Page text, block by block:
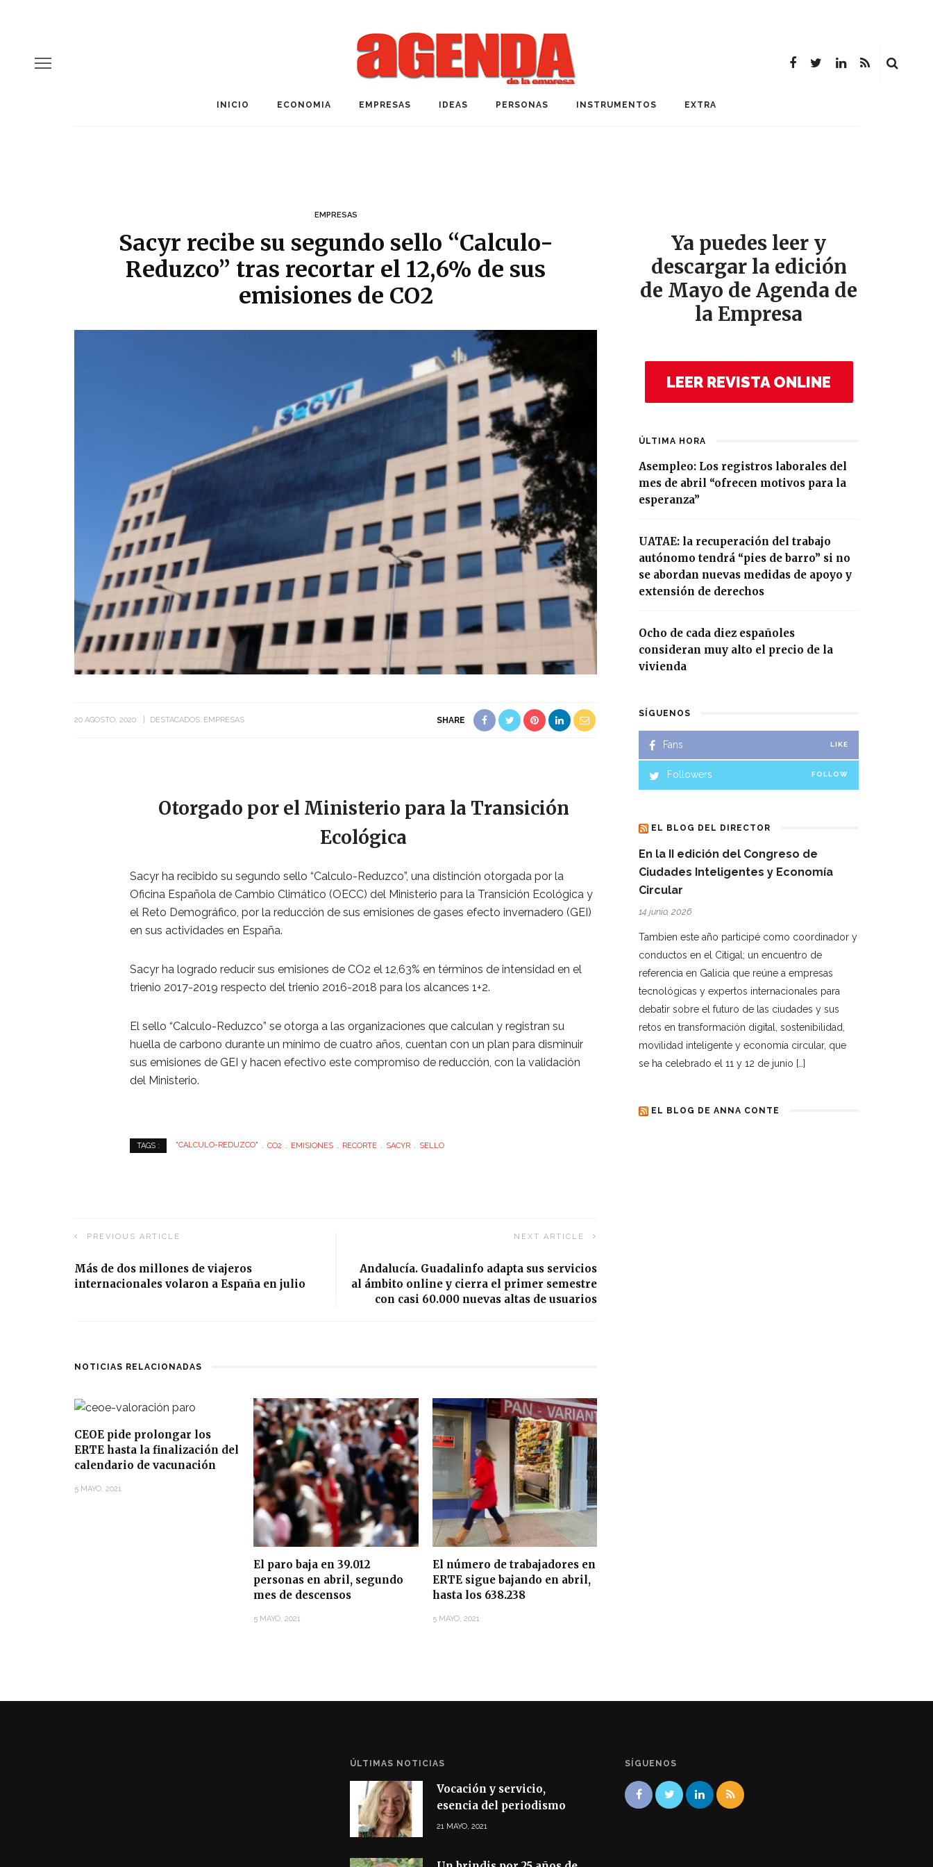
INICIO ECONOMIA EMPRESAS IDEAS PERSONAS INSTRUMENTOS EXTRA
EMPRESAS
Sacyr recibe su segundo sello “Calculo-
Reduzco” tras recortar el 12,6% de sus
emisiones de CO2
20 AGOSTO, 2020 DESTACADOS EMPRESAS SHARE
Otorgado por el Ministerio para la Transición
Ecológica
Sacyr ha recibido su segundo sello “Calculo-Reduzco”, una distinción otorgada por la
Oficina Española de Cambio Climático (OECC) del Ministerio para la Transición Ecológica y
el Reto Demográfico, por la reducción de sus emisiones de gases efecto invernadero (GEI)
en sus actividades en España.
Sacyr ha logrado reducir sus emisiones de CO2 el 12,63% en términos de intensidad en el
trienio 2017-2019 respecto del trienio 2016-2018 para los alcances 1+2.
El sello “Calculo-Reduzco” se otorga a las organizaciones que calculan y registran su
huella de carbono durante un mínimo de cuatro años, cuentan con un plan para disminuir
sus emisiones de GEI y hacen efectivo este compromiso de reducción, con la validación
del Ministerio.
TAGS : "CALCULO-REDUZCO" CO2 EMISIONES RECORTE SACYR SELLO
PREVIOUS ARTICLE
Más de dos millones de viajeros
internacionales volaron a España en julio
NEXT ARTICLE
Andalucía. Guadalinfo adapta sus servicios
al ámbito online y cierra el primer semestre
con casi 60.000 nuevas altas de usuarios
NOTICIAS RELACIONADAS
CEOE pide prolongar los
ERTE hasta la finalización del
calendario de vacunación
5 MAYO, 2021
El paro baja en 39.012
personas en abril, segundo
mes de descensos
5 MAYO, 2021
El número de trabajadores en
ERTE sigue bajando en abril,
hasta los 638.238
5 MAYO, 2021
Ya puedes leer y
descargar la edición
de Mayo de Agenda de
la Empresa
LEER REVISTA ONLINE
ÚLTIMA HORA
Asempleo: Los registros laborales del
mes de abril “ofrecen motivos para la
esperanza”
UATAE: la recuperación del trabajo
autónomo tendrá “pies de barro” si no
se abordan nuevas medidas de apoyo y
extensión de derechos
Ocho de cada diez españoles
consideran muy alto el precio de la
vivienda
SÍGUENOS
Fans LIKE
Followers FOLLOW
EL BLOG DEL DIRECTOR
En la II edición del Congreso de
Ciudades Inteligentes y Economía
Circular
14 junio, 2026
Tambien este año participé como coordinador y
conductos en el Citigal; un encuentro de
referencia en Galicia que reúne a empresas
tecnológicas y expertos internacionales para
debatir sobre el futuro de las ciudades y sus
retos en transformación digital, sostenibilidad,
movilidad inteligente y economía circular, que
se ha celebrado el 11 y 12 de junio […]
EL BLOG DE ANNA CONTE
ÚLTIMAS NOTICIAS
Vocación y servicio,
esencia del periodismo
21 MAYO, 2021
SÍGUENOS